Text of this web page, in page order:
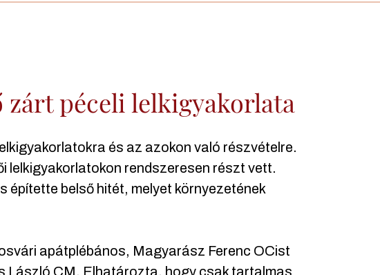
péceli lelkigyakorlata
és az azokon való részvételre.
rendszeresen részt vett.
építette belső hitét, melyet környezetének
apátplébános, Magyarász Ferenc OCist
László CM. Elhatározta, hogy csak tartalmas